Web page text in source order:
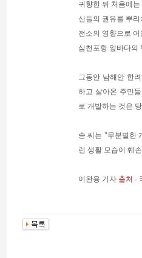
귀향한 뒤 처음에
신들의 권유를 뿌
전소의 영향으로
삼천포항 앞바다의
그동안 남해안 한
하고 살아온 주민
로 개발하는 것은
송 씨는 "무분별한
런 생활 모습이 훼
이완용 기자 출처 -